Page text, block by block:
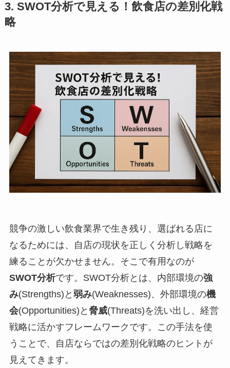
3. SWOT分析で見える！飲食店の差別化戦
略
競争の激しい飲食業界で生き残り、選ばれる店に
なるためには、自店の現状を正しく分析し戦略を
練ることが欠かせません。そこで有用なのが
SWOT分析です。SWOT分析とは、内部環境の強
み(Strengths)と 弱み(Weaknesses)、外部環境の機
会(Opportunities)と 脅威(Threats)を洗い出し、経営
戦略に活かすフレームワークです。この手法を使
うことで、自店ならではの差別化戦略のヒントが
見えてきます。